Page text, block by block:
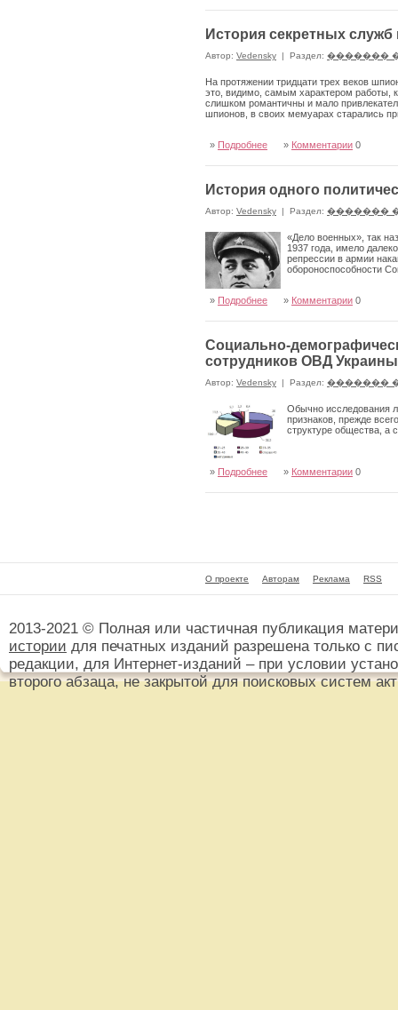
История секретных служб
Автор: Vedensky | Раздел: �������
На протяжении тридцати трех веков
это, видимо, самым характером работы,
слишком романтичны и мало
шпионов, в своих мемуарах старались
» Подробнее » Комментарии 0
История одного
Автор: Vedensky | Раздел: �������
«Дело военных», так
1937 года, имело
репрессии в армии
обороноспособности
» Подробнее » Комментарии 0
Социально-
сотрудников ОВД
Автор: Vedensky | Раздел: �������
Обычно исследования
признаков, прежде
структуре общества, а
» Подробнее » Комментарии 0
О проекте Авторам Реклама RSS
2013-2021 © Полная или частичная публикация
истории для печатных изданий разрешена только с
редакции, для Интернет-изданий – при условии
второго абзаца, не закрытой для поисковых систем